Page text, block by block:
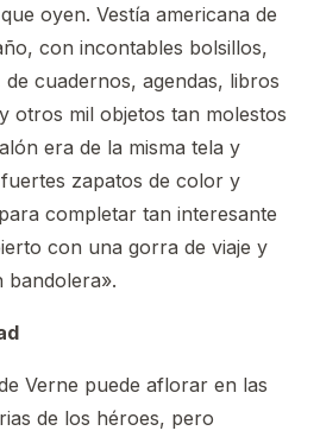
oyen. Vestía americana de
con incontables bolsillos,
cuadernos, agendas, libros
otros mil objetos tan molestos
era de la misma tela y
zapatos de color y
completar tan interesante
con una gorra de viaje y
bandolera».
Verne puede aflorar en las
de los héroes, pero